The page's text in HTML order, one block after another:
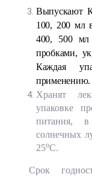
Выпускают
100, 200 мл
400, 500 мл
пробками,
Каждая
применению.
Хранят
упаковке
питания,
солнечных
25оС.
Срок